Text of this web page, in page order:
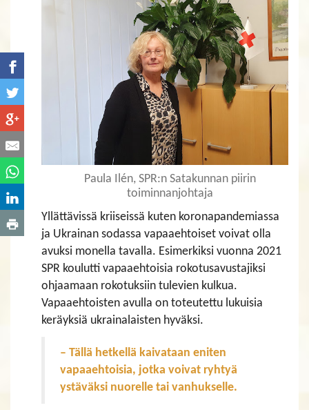
Paula Ilén, SPR:n Satakunnan piirin
toiminnanjohtaja
Yllättävissä kriiseissä kuten koronapandemiassa
ja Ukrainan sodassa vapaaehtoiset voivat olla
avuksi monella tavalla. Esimerkiksi vuonna 2021
SPR koulutti vapaaehtoisia rokotusavustajiksi
ohjaamaan rokotuksiin tulevien kulkua.
Vapaaehtoisten avulla on toteutettu lukuisia
keräyksiä ukrainalaisten hyväksi.
– Tällä hetkellä kaivataan eniten
vapaaehtoisia, jotka voivat ryhtyä
ystäväksi nuorelle tai vanhukselle.